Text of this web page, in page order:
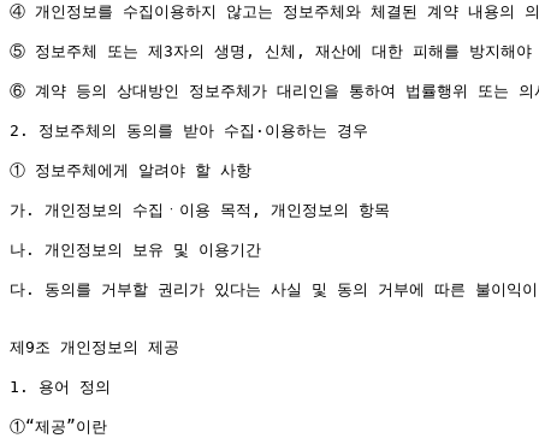
④ 개인정보를 수집이용하지 않고는 정보주체와 체결된 계약 내용의
⑤ 정보주체 또는 제3자의 생명, 신체, 재산에 대한 피해를 방지해
⑥ 계약 등의 상대방인 정보주체가 대리인을 통하여 법률행위 또는
2. 정보주체의 동의를 받아 수집·이용하는 경우
① 정보주체에게 알려야 할 사항
가. 개인정보의 수집ㆍ이용 목적, 개인정보의 항목
나. 개인정보의 보유 및 이용기간
다. 동의를 거부할 권리가 있다는 사실 및 동의 거부에 따른 불이익
제9조 개인정보의 제공
1. 용어 정의
①“제공”이란